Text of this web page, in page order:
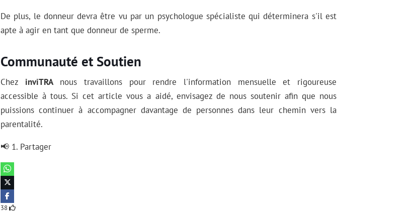
De plus, le donneur devra être vu par un psychologue spécialiste qui déterminera s'il est
apte à agir en tant que donneur de sperme.
Communauté et Soutien
Chez inviTRAnous travaillons pour rendre l'information mensuelle et rigoureuse
accessible à tous. Si cet article vous a aidé, envisagez de nous soutenir afin que nous
puissions continuer à accompagner davantage de personnes dans leur chemin vers la
parentalité.
📢 1. Partager
38